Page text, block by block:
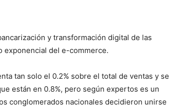
y transformación digital de las
exponencial del e-commerce.
tan solo el 0.2% sobre el total de ventas y se
están en 0.8%, pero según expertos es un
conglomerados nacionales decidieron unirse